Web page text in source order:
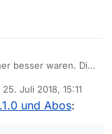
besser waren. Die
auch weniger
waren alle
installiert.
25. Juli 2018, 15:11
von
und Abos: